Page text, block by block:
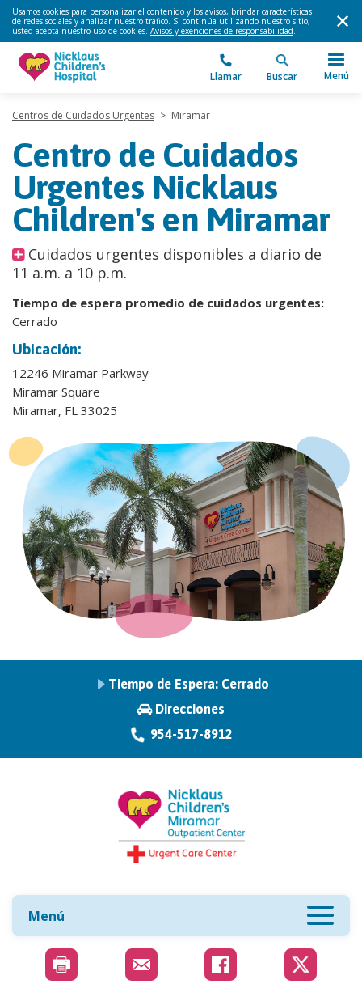
Usamos cookies para personalizar el contenido y los avisos, brindar características
de redes sociales y analizar nuestro tráfico. Si continúa utilizando nuestro sitio,
usted acepta nuestro uso de cookies. Avisos y exenciones de responsabilidad.
Llamar Buscar Menú
Centros de Cuidados Urgentes > Miramar
Centro de Cuidados
Urgentes Nicklaus
Children's en Miramar
Cuidados urgentes disponibles a diario de
11 a.m. a 10 p.m.
Tiempo de espera promedio de cuidados urgentes:
Cerrado
Ubicación:
12246 Miramar Parkway
Miramar Square
Miramar, FL 33025
Tiempo de Espera: Cerrado
Direcciones
954-517-8912
Menú